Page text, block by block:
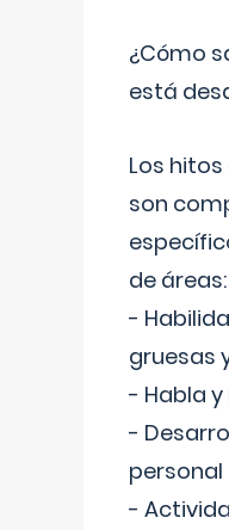
¿Cómo
está
Los
son
de áreas:
-
gruesas
- Habla
-
personal
-